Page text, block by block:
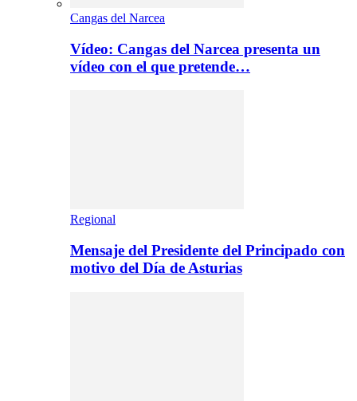
Cangas del Narcea
Vídeo: Cangas del Narcea presenta un
vídeo con el que pretende…
Regional
Mensaje del Presidente del Principado con
motivo del Día de Asturias